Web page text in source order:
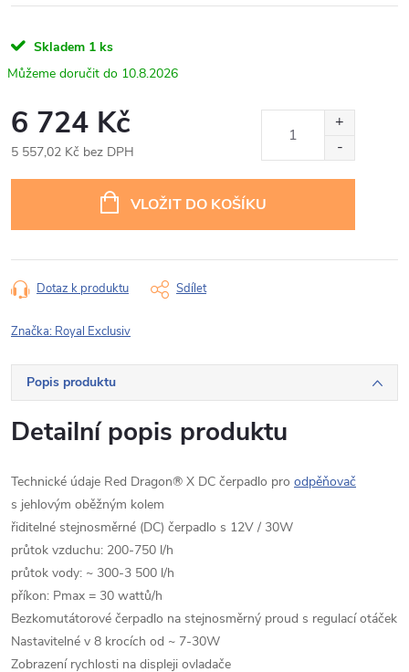
Skladem 1 ks
10.8.2026
6 724 Kč
5 557,02 Kč bez DPH
VLOŽIT DO KOŠÍKU
Dotaz k produktu Sdílet
Značka: Royal Exclusiv
Popis produktu
Detailní popis produktu
Technické údaje Red Dragon® X DC čerpadlo pro odpěňovač
s jehlovým oběžným kolem
řiditelné stejnosměrné (DC) čerpadlo s 12V / 30W
průtok vzduchu: 200-750 l/h
průtok vody: ~ 300-3 500 l/h
příkon: Pmax = 30 wattů/h
Bezkomutátorové čerpadlo na stejnosměrný proud s regulací otáček
Nastavitelné v 8 krocích od ~ 7-30W
Zobrazení rychlosti na displeji ovladače